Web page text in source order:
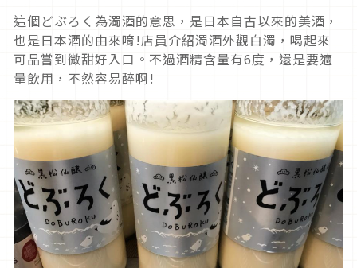
這個どぶろく為濁酒的意思，是日本自古以來的美酒，
也是日本酒的由來唷!店員介紹濁酒外觀白濁，喝起來
可品嘗到微甜好入口。不過酒精含量有6度，還是要適
量飲用，不然容易醉啊!